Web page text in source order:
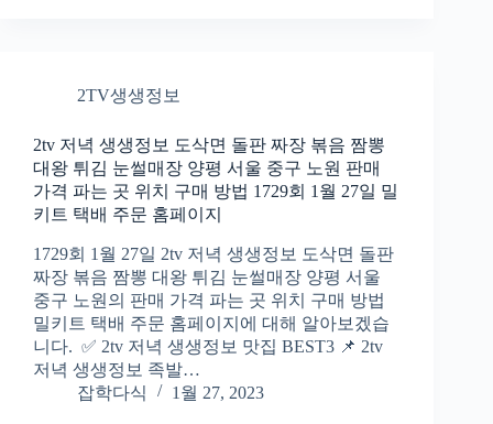
2TV생생정보
2tv 저녁 생생정보 도삭면 돌판 짜장 볶음 짬뽕
대왕 튀김 눈썰매장 양평 서울 중구 노원 판매
가격 파는 곳 위치 구매 방법 1729회 1월 27일 밀
키트 택배 주문 홈페이지
1729회 1월 27일 2tv 저녁 생생정보 도삭면 돌판
짜장 볶음 짬뽕 대왕 튀김 눈썰매장 양평 서울
중구 노원의 판매 가격 파는 곳 위치 구매 방법
밀키트 택배 주문 홈페이지에 대해 알아보겠습
니다. ✅ 2tv 저녁 생생정보 맛집 BEST3 📌 2tv
저녁 생생정보 족발…
잡학다식
1월 27, 2023